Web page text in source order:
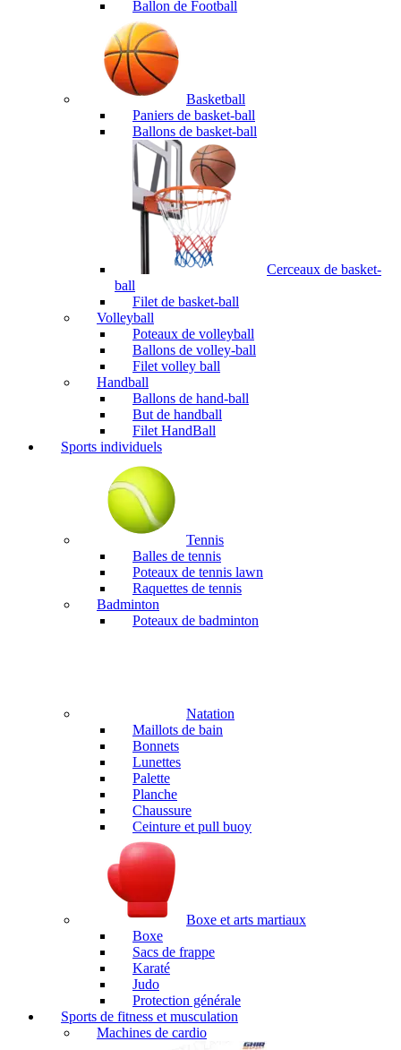
Ballon de Football
Basketball
Paniers de basket-ball
Ballons de basket-ball
Cerceaux de basket-
ball
Filet de basket-ball
Volleyball
Poteaux de volleyball
Ballons de volley-ball
Filet volley ball
Handball
Ballons de hand-ball
But de handball
Filet HandBall
Sports individuels
Tennis
Balles de tennis
Poteaux de tennis lawn
Raquettes de tennis
Badminton
Poteaux de badminton
Natation
Maillots de bain
Bonnets
Lunettes
Palette
Planche
Chaussure
Ceinture et pull buoy
Boxe et arts martiaux
Boxe
Sacs de frappe
Karaté
Judo
Protection générale
Sports de fitness et musculation
Machines de cardio